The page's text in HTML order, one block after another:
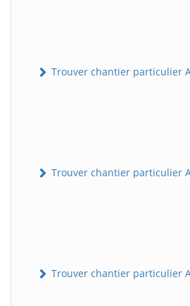
Trouver chantier particulier
Trouver chantier particulier
Trouver chantier particulier